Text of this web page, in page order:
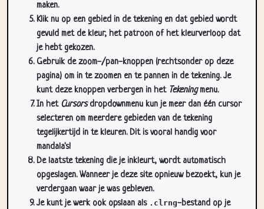
maken.
Klik nu op een gebied in de tekening en dat gebied wordt
gevuld met de kleur, het patroon of het kleurverloop dat
je hebt gekozen.
Gebruik de zoom-/pan-knoppen (rechtsonder op deze
pagina) om in te zoomen en te pannen in de tekening. Je
kunt deze knoppen verbergen in het Tekeningmenu.
In het Cursorsdropdownmenu kun je meer dan één cursor
selecteren om meerdere gebieden van de tekening
tegelijkertijd in te kleuren. Dit is vooral handig voor
mandala's!
De laatste tekening die je inkleurt, wordt automatisch
opgeslagen. Wanneer je deze site opnieuw bezoekt, kun je
verdergaan waar je was gebleven.
Je kunt je werk ook opslaan als .clrng-bestand op je